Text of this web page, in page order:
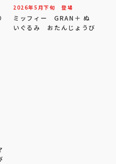
2026年5 月下旬 登場
ミッフィー GRAN＋ ぬ
いぐるみ おたんじょうび